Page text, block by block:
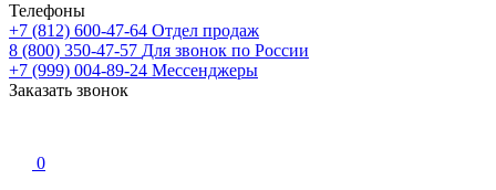
Телефоны
+7 (812) 600-47-64 Отдел продаж
8 (800) 350-47-57 Для звонок по России
+7 (999) 004-89-24 Мессенджеры
Заказать звонок
0